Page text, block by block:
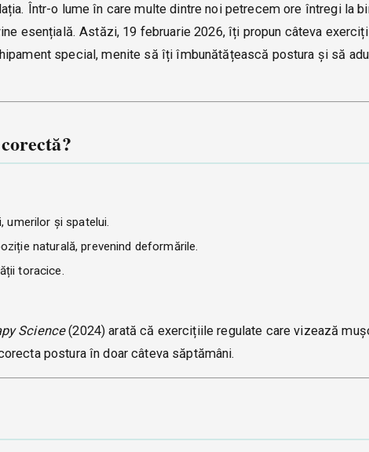
Într-o lume în care multe dintre noi petrecem ore întregi la
esențială. Astăzi, 19 februarie 2026, îți propun câteva
special, menite să îți îmbunătățească postura și să
umerilor și spatelui.
naturală, prevenind deformările.
toracice.
Science(2024) arată că exercițiile regulate care vizează
postura în doar câteva săptămâni.